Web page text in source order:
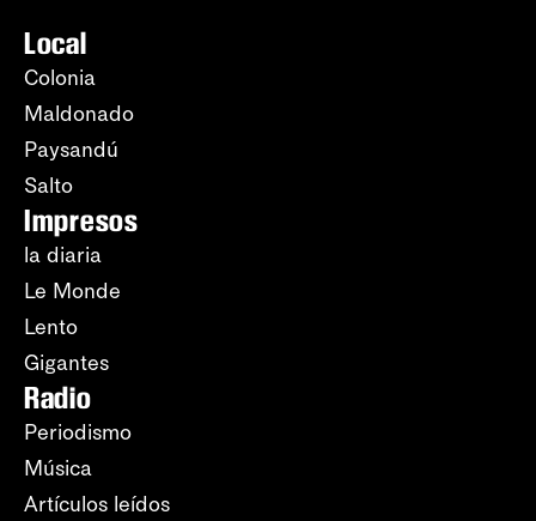
Local
Colonia
Maldonado
Paysandú
Salto
Impresos
la diaria
Le Monde
Lento
Gigantes
Radio
Periodismo
Música
Artículos leídos